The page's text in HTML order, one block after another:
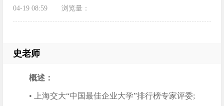
04-19 08:59 浏览量：
史老师
概述：
• 上海交大“中国最佳企业大学”排行榜专家评委;